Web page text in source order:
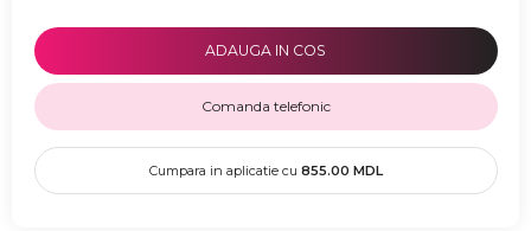
ADAUGA IN COS
Comanda telefonic
Cumpara in aplicatie cu 855.00 MDL